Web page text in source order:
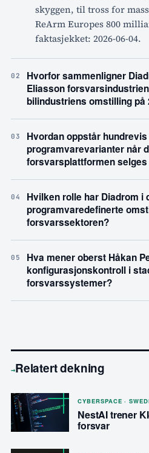
skyggen, til tross for
ReArm Europes 800
faktasjekket: 2026-06-04.
02
Hvorfor sammenligner
Eliasson
bilindustriens omstilling på
03
Hvordan oppstår
programvarevarianter når
forsvarsplattformen
04
Hvilken rolle har Diadrom i
programvaredefinerte
forsvarssektoren?
05
Hva mener oberst Håkan
konfigurasjonskontroll i
forsvarssystemer?
→Relatert dekning
CYBERSPACE ·
NestAI trener
forsvar